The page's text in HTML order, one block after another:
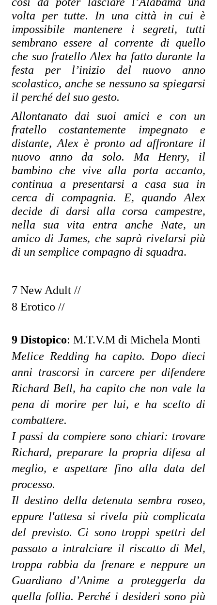
volta per tutte. In una città in cui è
impossibile mantenere i segreti, tutti
sembrano essere al corrente di quello
che suo fratello Alex ha fatto durante la
festa per l’inizio del nuovo anno
scolastico, anche se nessuno sa spiegarsi
il perché del suo gesto.
Allontanato dai suoi amici e con un
fratello costantemente impegnato e
distante, Alex è pronto ad affrontare il
nuovo anno da solo. Ma Henry, il
bambino che vive alla porta accanto,
continua a presentarsi a casa sua in
cerca di compagnia. E, quando Alex
decide di darsi alla corsa campestre,
nella sua vita entra anche Nate, un
amico di James, che saprà rivelarsi più
di un semplice compagno di squadra.
7 New Adult //
8 Erotico //
9 Distopico: M.T.V.M di Michela Monti
Melice Redding ha capito. Dopo dieci
anni trascorsi in carcere per difendere
Richard Bell, ha capito che non vale la
pena di morire per lui, e ha scelto di
combattere.
I passi da compiere sono chiari: trovare
Richard, preparare la propria difesa al
meglio, e aspettare fino alla data del
processo.
Il destino della detenuta sembra roseo,
eppure l'attesa si rivela più complicata
del previsto. Ci sono troppi spettri del
passato a intralciare il riscatto di Mel,
troppa rabbia da frenare e neppure un
Guardiano d’Anime a proteggerla da
quella follia. Perché i desideri sono più